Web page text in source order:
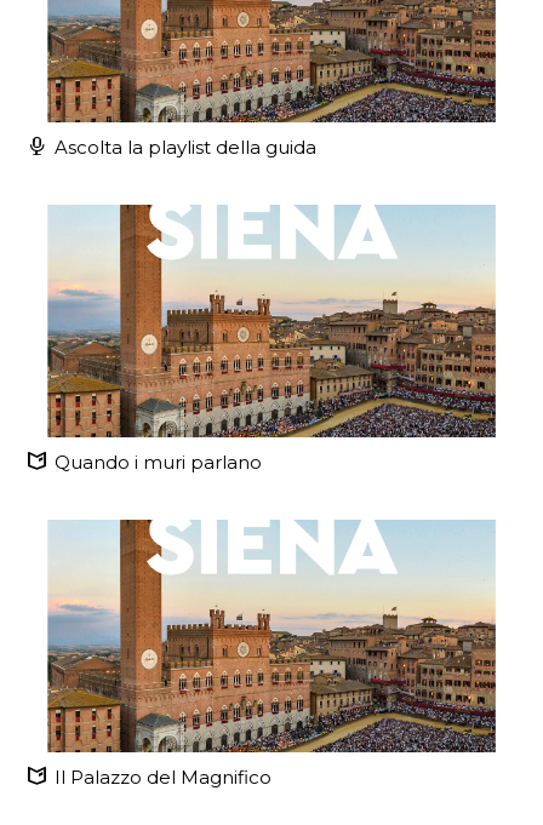
Ascolta la playlist della guida
Quando i muri parlano
Il Palazzo del Magnifico